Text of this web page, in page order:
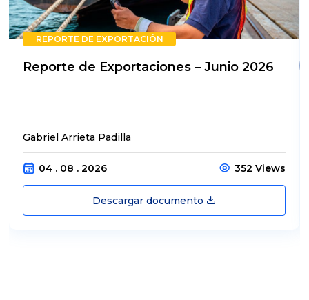
REPORTE DE EXPORTACIÓN
Reporte de Exportaciones – Junio 2026
Gabriel Arrieta Padilla
04 . 08 . 2026 352 Views
Descargar documento